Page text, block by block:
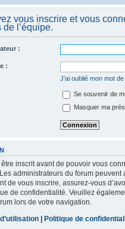
vous inscrire et vous
de l’équipe.
:
:
J’ai oublié mon mot
Se souvenir de
Masquer ma
inscrit avant de pouvoir vous
administrateurs du forum
de vous inscrire, assurez-vous
de confidentialité. Veuillez
lors de votre navigation.
Politique de